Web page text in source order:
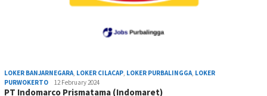
LOKER BANJARNEGARA LOKER CILACAP LOKER PURBALINGGA LOKER
PURWOKERTO
12 February 2024
PT Indomarco Prismatama (Indomaret)